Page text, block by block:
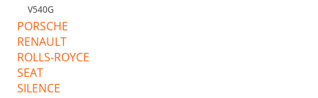
V540G
PORSCHE
RENAULT
ROLLS-ROYCE
SEAT
SILENCE